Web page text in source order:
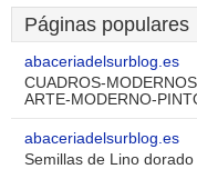
Páginas populares
abaceriadelsurblog.es
CUADROS-
ARTE-MODERNO-
abaceriadelsurblog.es
Semillas de Lino